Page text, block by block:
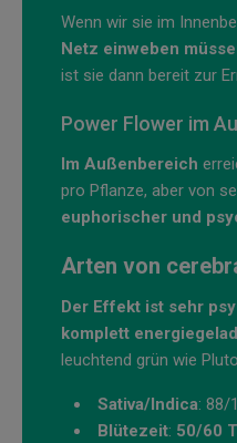
Wenn wir sie im
Netz einweben
ist sie dann bereit zur
Power Flower im
Im Außenbereich
pro Pflanze, aber von
euphorischer und
Arten von
Der Effekt ist sehr
komplett
leuchtend grün wie
Sativa/Indica: 88/
Blütezeit: 50/60